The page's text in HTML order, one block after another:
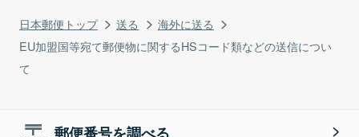
日本郵便トップ 送る
海外に送る
EU加盟国等宛て郵便物に関するHSコード類などの送信につい
て